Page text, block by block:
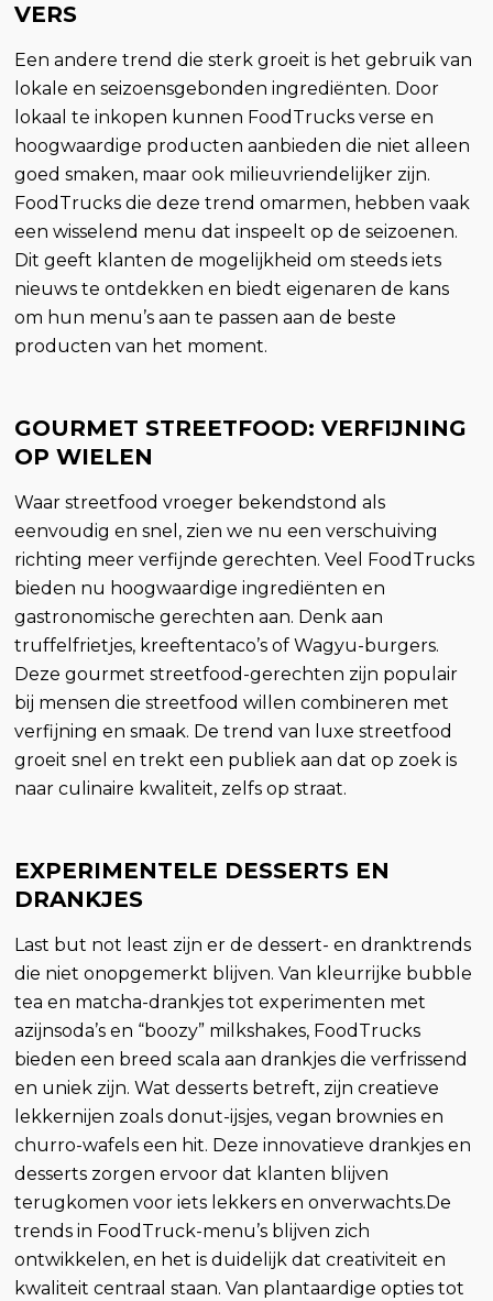
VERS
Een andere trend die sterk groeit is het gebruik van
lokale en seizoensgebonden ingrediënten. Door
lokaal te inkopen kunnen FoodTrucks verse en
hoogwaardige producten aanbieden die niet alleen
goed smaken, maar ook milieuvriendelijker zijn.
FoodTrucks die deze trend omarmen, hebben vaak
een wisselend menu dat inspeelt op de seizoenen.
Dit geeft klanten de mogelijkheid om steeds iets
nieuws te ontdekken en biedt eigenaren de kans
om hun menu’s aan te passen aan de beste
producten van het moment.
GOURMET STREETFOOD: VERFIJNING
OP WIELEN
Waar streetfood vroeger bekendstond als
eenvoudig en snel, zien we nu een verschuiving
richting meer verfijnde gerechten. Veel FoodTrucks
bieden nu hoogwaardige ingrediënten en
gastronomische gerechten aan. Denk aan
truffelfrietjes, kreeftentaco’s of Wagyu-burgers.
Deze gourmet streetfood-gerechten zijn populair
bij mensen die streetfood willen combineren met
verfijning en smaak. De trend van luxe streetfood
groeit snel en trekt een publiek aan dat op zoek is
naar culinaire kwaliteit, zelfs op straat.
EXPERIMENTELE DESSERTS EN
DRANKJES
Last but not least zijn er de dessert- en dranktrends
die niet onopgemerkt blijven. Van kleurrijke bubble
tea en matcha-drankjes tot experimenten met
azijnsoda’s en “boozy” milkshakes, FoodTrucks
bieden een breed scala aan drankjes die verfrissend
en uniek zijn. Wat desserts betreft, zijn creatieve
lekkernijen zoals donut-ijsjes, vegan brownies en
churro-wafels een hit. Deze innovatieve drankjes en
desserts zorgen ervoor dat klanten blijven
terugkomen voor iets lekkers en onverwachts.De
trends in FoodTruck-menu’s blijven zich
ontwikkelen, en het is duidelijk dat creativiteit en
kwaliteit centraal staan. Van plantaardige opties tot